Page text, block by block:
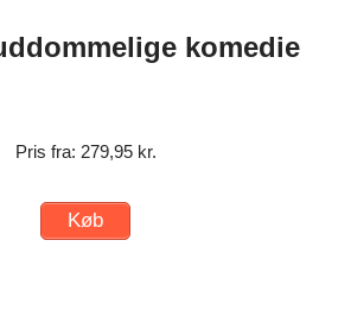
komedie
Pris fra: 279,95 kr.
Køb